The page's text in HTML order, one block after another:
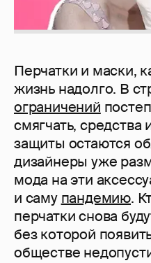
Перчатки и маски,
жизнь надолго. В
ограничений
смягчать, средства
защиты остаются
дизайнеры уже
мода на эти
и саму пандемию.
перчатки снова
без которой
обществе